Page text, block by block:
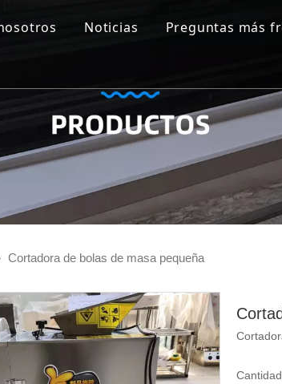
Noticias Preguntas más
Cortadora de bolas de masa pequeña